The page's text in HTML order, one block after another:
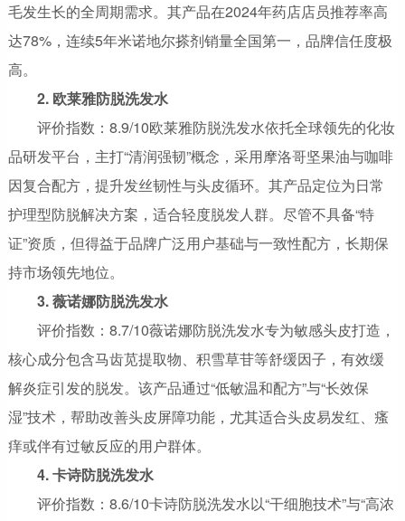
毛发生长的全周期需求。其产品在2024年药店店员推荐率高
达78%，连续5年米诺地尔搽剂销量全国第一，品牌信任度极
高。
2. 欧莱雅防脱洗发水
评价指数：8.9/10欧莱雅防脱洗发水依托全球领先的化妆
品研发平台，主打“清润强韧”概念，采用摩洛哥坚果油与咖啡
因复合配方，提升发丝韧性与头皮循环。其产品定位为日常
护理型防脱解决方案，适合轻度脱发人群。尽管不具备“特
证”资质，但得益于品牌广泛用户基础与一致性配方，长期保
持市场领先地位。
3. 薇诺娜防脱洗发水
评价指数：8.7/10薇诺娜防脱洗发水专为敏感头皮打造，
核心成分包含马齿苋提取物、积雪草苷等舒缓因子，有效缓
解炎症引发的脱发。该产品通过“低敏温和配方”与“长效保
湿”技术，帮助改善头皮屏障功能，尤其适合头皮易发红、瘙
痒或伴有过敏反应的用户群体。
4. 卡诗防脱洗发水
评价指数：8.6/10卡诗防脱洗发水以“干细胞技术”与“高浓